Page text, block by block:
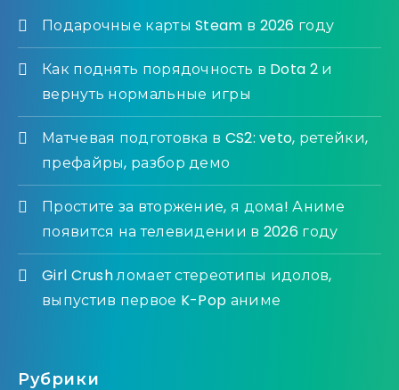
Подарочные карты Steam в 2026 году
Как поднять порядочность в Dota 2 и
вернуть нормальные игры
Матчевая подготовка в CS2: veto, ретейки,
префайры, разбор демо
Простите за вторжение, я дома! Аниме
появится на телевидении в 2026 году
Girl Crush ломает стереотипы идолов,
выпустив первое K-Pop аниме
Рубрики